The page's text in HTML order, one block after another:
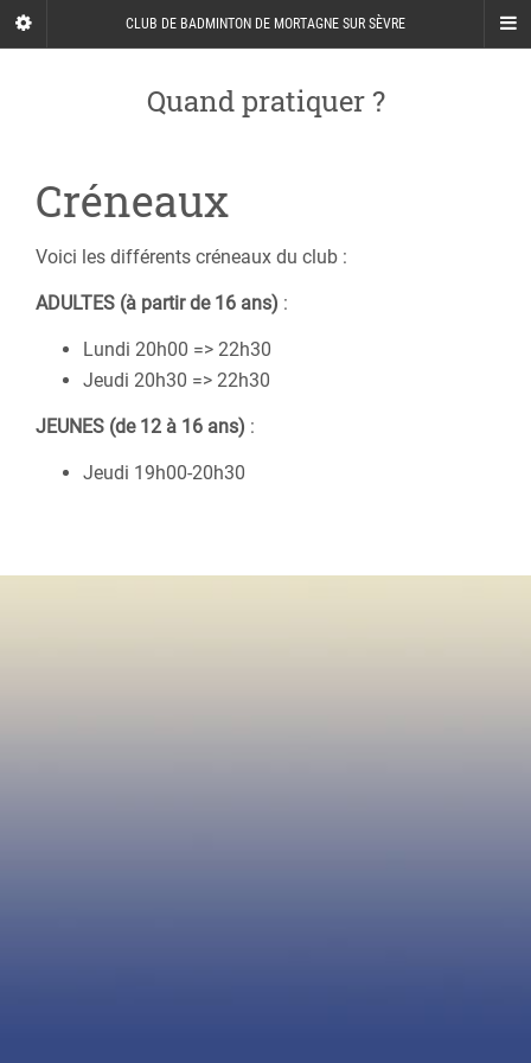
CLUB DE BADMINTON DE MORTAGNE SUR SÈVRE
Quand pratiquer ?
Créneaux
Voici les différents créneaux du club :
ADULTES (à partir de 16 ans) :
Lundi 20h00 => 22h30
Jeudi 20h30 => 22h30
JEUNES (de 12 à 16 ans) :
Jeudi 19h00-20h30